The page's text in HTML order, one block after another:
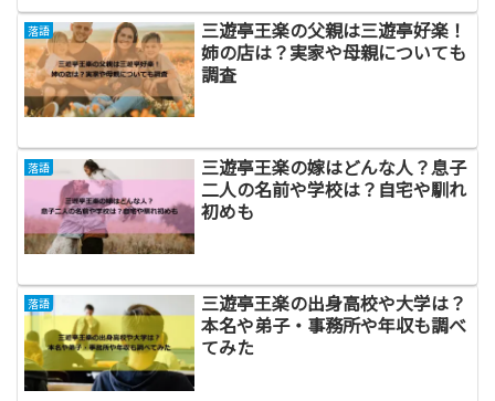
落語
三遊亭王楽の父親は三遊亭好楽！
姉の店は？実家や母親についても
調査
落語
三遊亭王楽の嫁はどんな人？息子
二人の名前や学校は？自宅や馴れ
初めも
落語
三遊亭王楽の出身高校や大学は？
本名や弟子・事務所や年収も調べ
てみた